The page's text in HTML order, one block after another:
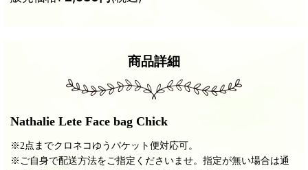
商品詳細
Nathalie Lete Face bag Chick
※2点までクロネコゆうパケット便対応可。
※ご自身で配送方法をご指定くださいませ。指定が無い場合は通